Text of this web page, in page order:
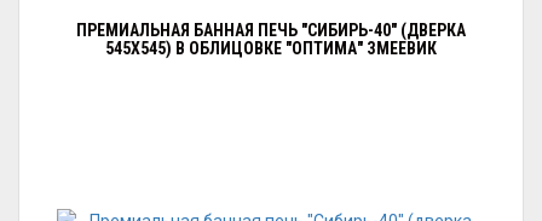
ПРЕМИАЛЬНАЯ БАННАЯ ПЕЧЬ "СИБИРЬ-40" (ДВЕРКА
545Х545) В ОБЛИЦОВКЕ "ОПТИМА" ЗМЕЕВИК